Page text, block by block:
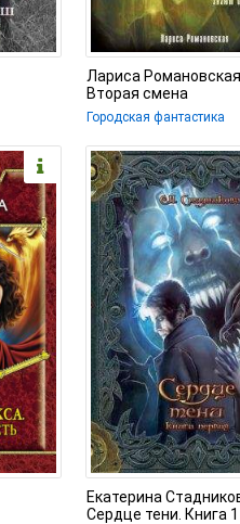
Лариса
Вторая смена
Городская фантастика
Екатерина
Сердце тени. Книга 1